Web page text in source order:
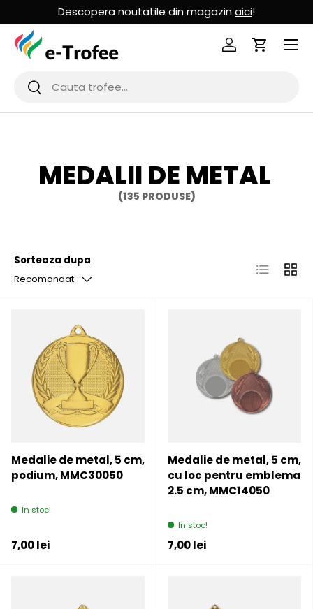
MERGI LA CONTINUT
Descopera noutatile din magazin aici!
Cauta
Cauta
Logheaza-te
Cos de
MEDALII DE METAL
(135 PRODUSE)
Sorteaza dupa
Recomandat
Lista Grila
Medalie de metal, 5 cm,
podium, MMC30050
In stoc!
Pret initial
7,00 lei
Medalie de metal, 5 cm,
cu loc pentru emblema
2.5 cm, MMC14050
In stoc!
Pret initial
7,00 lei